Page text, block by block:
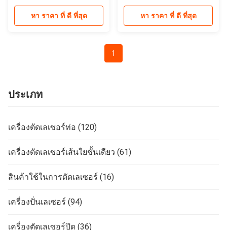
หา ราคา ที่ ดี ที่สุด
CNC การตัดเลเซอร์
หา ราคา ที่ ดี ที่สุด
1
ประเภท
เครื่องตัดเลเซอร์ท่อ (120)
เครื่องตัดเลเซอร์เส้นใยชั้นเดียว (61)
สินค้าใช้ในการตัดเลเซอร์ (16)
เครื่องปั่นเลเซอร์ (94)
เครื่องตัดเลเซอร์ปิด (36)